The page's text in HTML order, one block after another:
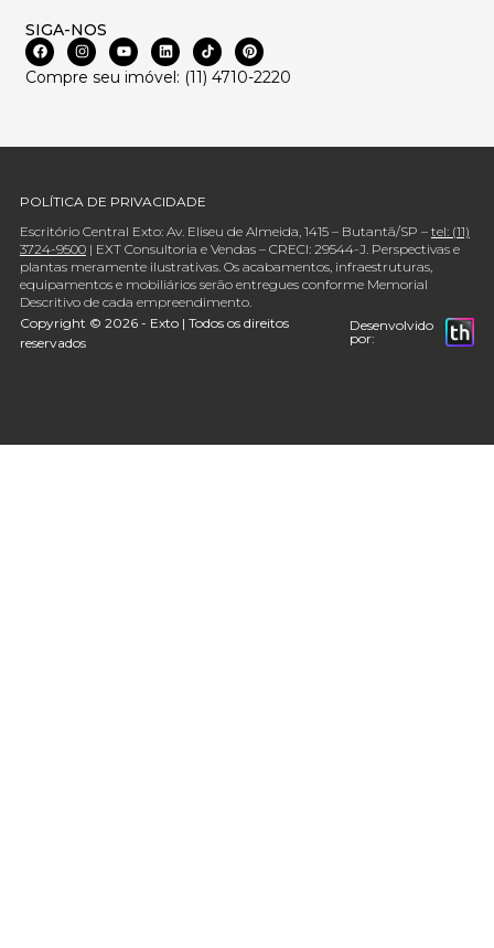
SIGA-NOS
Compre seu imóvel: (11) 4710-2220
POLÍTICA DE PRIVACIDADE
Escritório Central Exto: Av. Eliseu de Almeida, 1415 – Butantã/SP – tel: (11)
3724-9500| EXT Consultoria e Vendas – CRECI: 29544-J. Perspectivas e
plantas meramente ilustrativas. Os acabamentos, infraestruturas,
equipamentos e mobiliários serão entregues conforme Memorial
Descritivo de cada empreendimento.
Copyright © 2026 - Exto | Todos os direitos
reservados
Desenvolvido
por: